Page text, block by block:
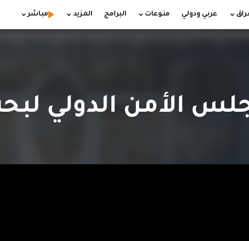
عربي ودولي منوعات البرامج المزيد مباشر
الأمن الدولي